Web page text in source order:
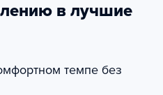
в лучшие
темпе без